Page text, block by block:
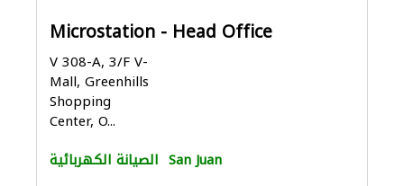
Microstation - Head Office
V 308-A, 3/F V-
Mall, Greenhills
Shopping
Center, O...
الصيانة الكهربائية San Juan